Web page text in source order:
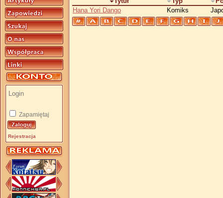
Zapamiętaj
Rejestracja
Hana Yori Dango
Komiks